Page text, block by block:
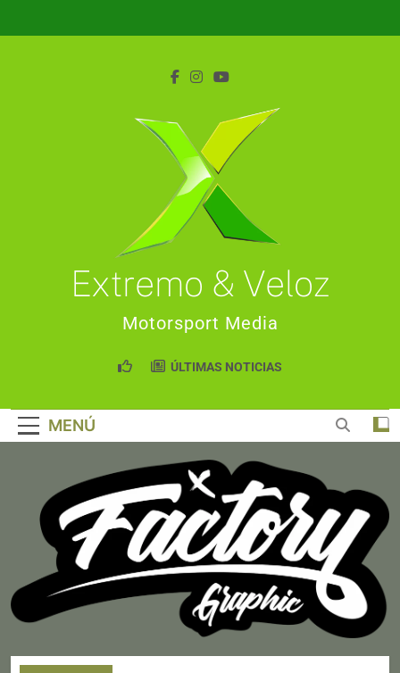
Extremo & Veloz
Motorsport Media
ÚLTIMAS NOTICIAS
MENÚ